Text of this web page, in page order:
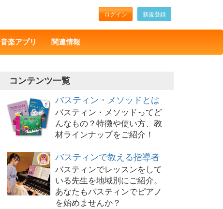
ログイン 新規登録
音楽アプリ 関連情報
コンテンツ一覧
バスティン・メソッドとは
バスティン・メソッドってど
んなもの？特徴や使い方、教
材ラインナップをご紹介！
バスティンで教える指導者
バスティンでレッスンをして
いる先生を地域別にご紹介。
あなたもバスティンでピアノ
を始めませんか？